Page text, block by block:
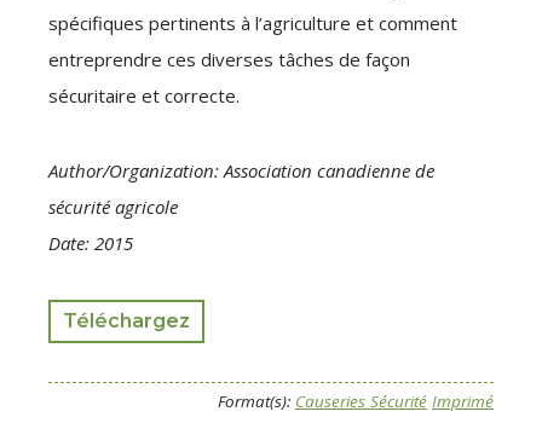
spécifiques pertinents à l’agriculture et comment
entreprendre ces diverses tâches de façon
sécuritaire et correcte.
Author/Organization: Association canadienne de
sécurité agricole
Date: 2015
Téléchargez
Format(s): Causeries Sécurité Imprimé